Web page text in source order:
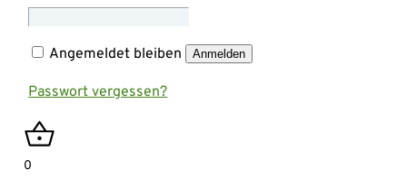
Angemeldet bleiben Anmelden
Passwort vergessen?
0